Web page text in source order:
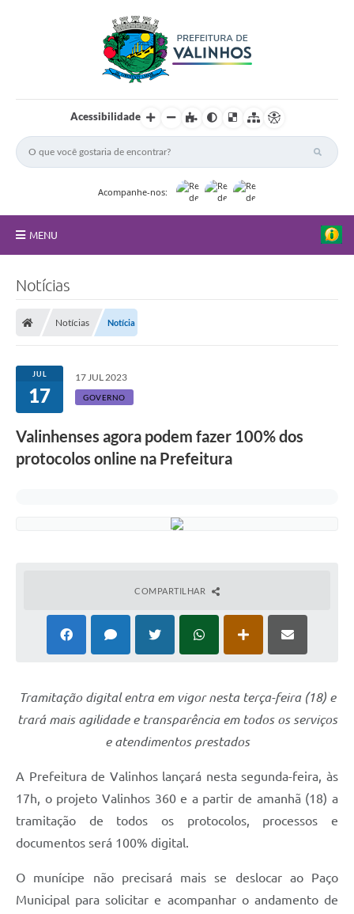
Acessibilidade
Acompanhe-nos:
MENU
Secretarias
Atos Oficiais
Transparência
Vagas de emprego no PAT Valinhos
Galeria de Fotos
Arquivos para Download
Turismo
Obras
Galeria de Vídeos
Projetos
Notícias
Notícias Notícia
JUL
17
17 JUL 2023
GOVERNO
Valinhenses agora podem fazer 100% dos
protocolos online na Prefeitura
COMPARTILHAR
Tramitação digital entra em vigor nesta terça-feira (18) e
trará mais agilidade e transparência em todos os serviços
e atendimentos prestados
A Prefeitura de Valinhos lançará nesta segunda-feira, às
17h, o projeto Valinhos 360 e a partir de amanhã (18) a
tramitação de todos os protocolos, processos e
documentos será 100% digital.
O munícipe não precisará mais se deslocar ao Paço
Municipal para solicitar e acompanhar o andamento de